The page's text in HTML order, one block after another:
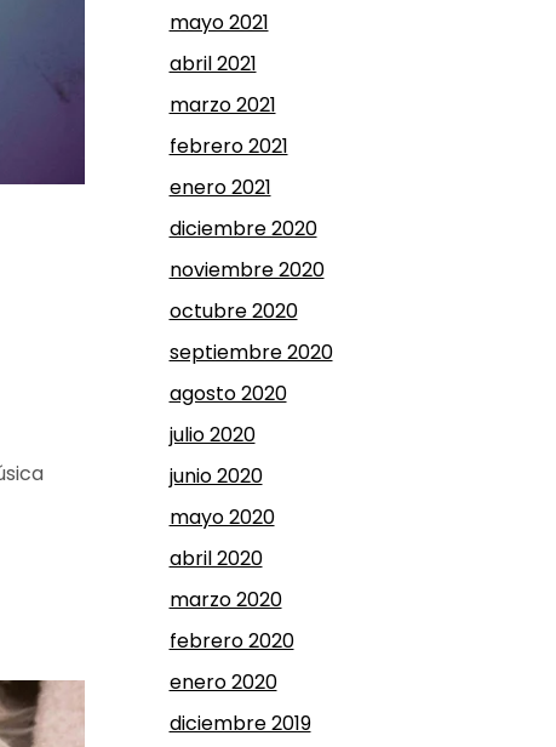
mayo 2021
abril 2021
marzo 2021
febrero 2021
enero 2021
diciembre 2020
noviembre 2020
octubre 2020
septiembre 2020
agosto 2020
julio 2020
junio 2020
mayo 2020
abril 2020
marzo 2020
febrero 2020
enero 2020
diciembre 2019